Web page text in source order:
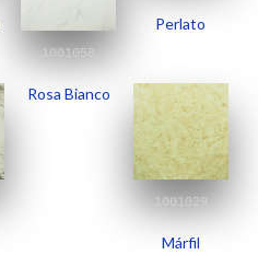
Perlato
1001058
Rosa Bianco
1001029
Márfil